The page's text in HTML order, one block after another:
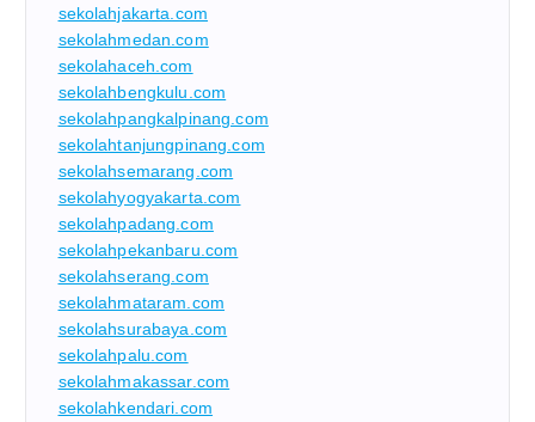
sekolahjakarta.com
sekolahmedan.com
sekolahaceh.com
sekolahbengkulu.com
sekolahpangkalpinang.com
sekolahtanjungpinang.com
sekolahsemarang.com
sekolahyogyakarta.com
sekolahpadang.com
sekolahpekanbaru.com
sekolahserang.com
sekolahmataram.com
sekolahsurabaya.com
sekolahpalu.com
sekolahmakassar.com
sekolahkendari.com